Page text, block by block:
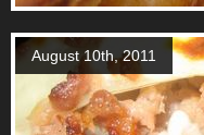
August 10th, 2011